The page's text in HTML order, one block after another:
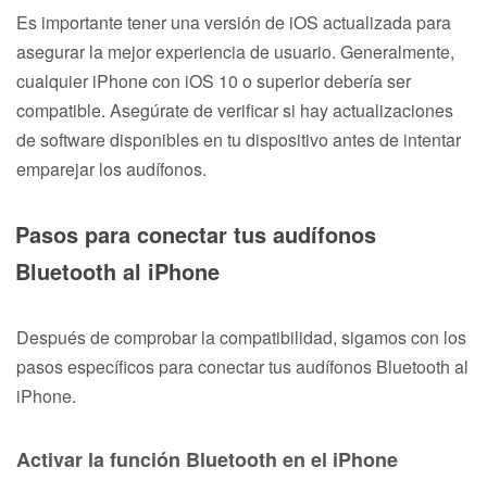
Es importante tener una versión de iOS actualizada para
asegurar la mejor experiencia de usuario. Generalmente,
cualquier iPhone con iOS 10 o superior debería ser
compatible. Asegúrate de verificar si hay actualizaciones
de software disponibles en tu dispositivo antes de intentar
emparejar los audífonos.
Pasos para conectar tus audífonos
Bluetooth al iPhone
Después de comprobar la compatibilidad, sigamos con los
pasos específicos para conectar tus audífonos Bluetooth al
iPhone.
Activar la función Bluetooth en el iPhone